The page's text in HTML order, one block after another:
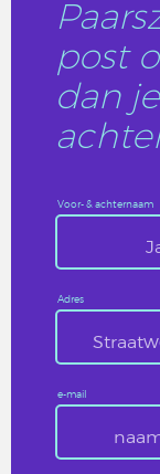
post
dan
Voor- & achternaam
Adres
e-mail